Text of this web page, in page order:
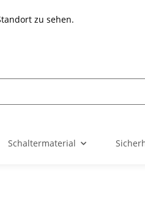
zu sehen.
Schaltermaterial